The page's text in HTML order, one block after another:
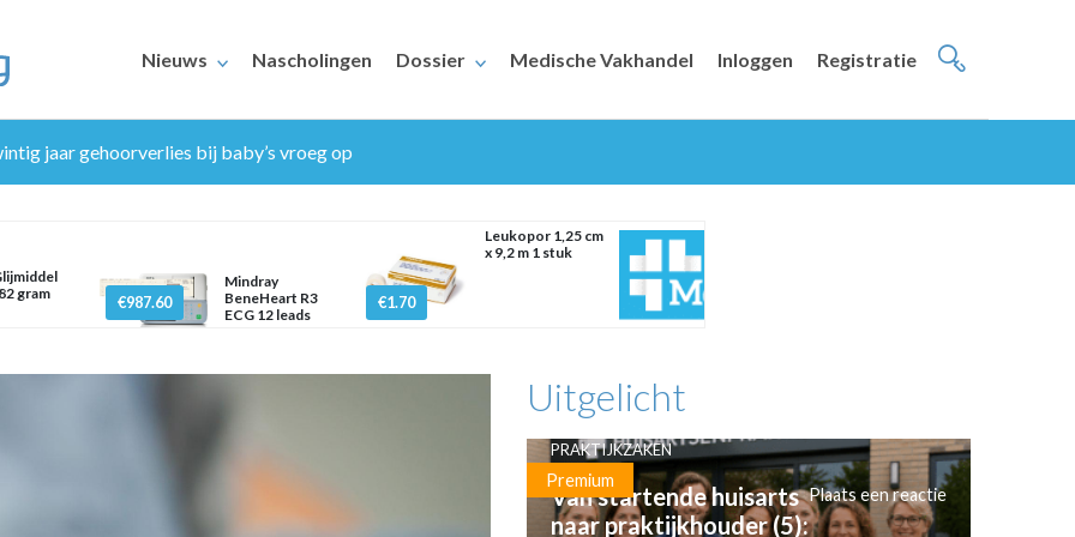
Nieuws Nascholingen Dossier Medische Vakhandel Inloggen Registratie
jaar gehoorverlies bij baby’s vroeg op
gram
€987.60
Mindray
BeneHeart R3
ECG 12 leads
€1.70
Leukopor 1,25 cm
x 9,2 m 1 stuk
Uitgelicht
Premium
PRAKTIJKZAKEN
Van startende huisarts
naar praktijkhouder (5):
Plaats een reactie